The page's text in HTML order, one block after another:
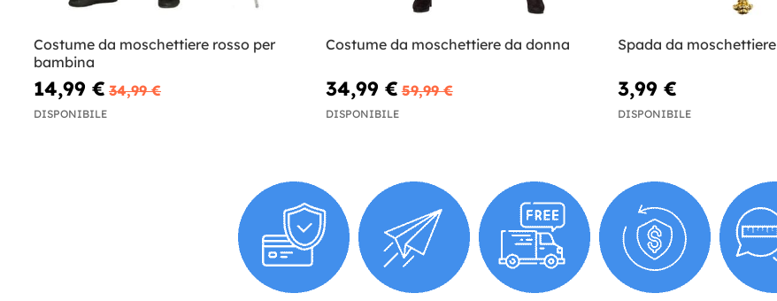
Costume da moschettiere rosso per
bambina
14,99 € 34,99 €
DISPONIBILE
Costume da moschettiere da donna
34,99 € 59,99 €
DISPONIBILE
Spada da moschettiere
3,99 €
DISPONIBILE